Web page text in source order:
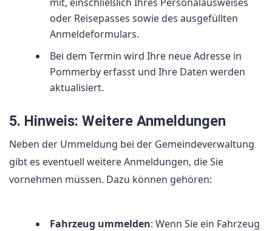
oder Reisepasses sowie des ausgefüllten
Anmeldeformulars.
Bei dem Termin wird Ihre neue Adresse in
Pommerby erfasst und Ihre Daten werden
aktualisiert.
5. Hinweis: Weitere Anmeldungen
Neben der Ummeldung bei der Gemeindeverwaltung
gibt es eventuell weitere Anmeldungen, die Sie
vornehmen müssen. Dazu können gehören:
Fahrzeug ummelden: Wenn Sie ein Fahrzeug